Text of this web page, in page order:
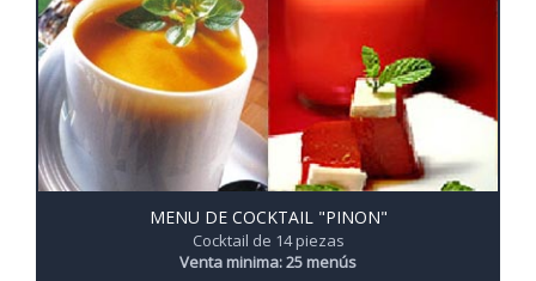
MENU DE COCKTAIL "PINON"
Cocktail de 14 piezas
Venta minima: 25 menús